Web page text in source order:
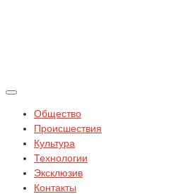
Общество
Происшествия
Культура
Технологии
Эксклюзив
Контакты